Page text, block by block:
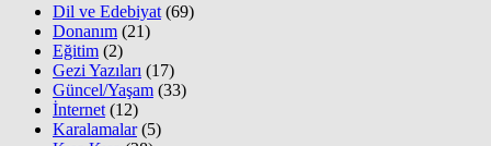
Dil ve Edebiyat (69)
Donanım (21)
Eğitim (2)
Gezi Yazıları (17)
Güncel/Yaşam (33)
İnternet (12)
Karalamalar(5)